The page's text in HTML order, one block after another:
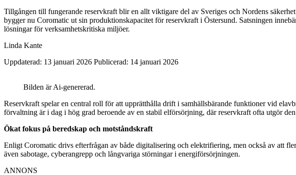
Tillgången till fungerande reservkraft blir en allt viktigare del av Sveriges och Nordens
bygger nu Coromatic ut sin produktionskapacitet för reservkraft i Östersund. Satsningen
lösningar för verksamhetskritiska miljöer.
Linda Kante
Uppdaterad: 13 januari 2026 Publicerad: 14 januari 2026
Bilden är Ai-genererad.
Reservkraft spelar en central roll för att upprätthålla drift i samhällsbärande funktioner vid
förvaltning är i dag i hög grad beroende av en stabil elförsörjning, där reservkraft ofta utgör
Ökat fokus på beredskap och motståndskraft
Enligt Coromatic drivs efterfrågan av både digitalisering och elektrifiering, men också av att
även sabotage, cyberangrepp och långvariga störningar i energiförsörjningen.
ANNONS